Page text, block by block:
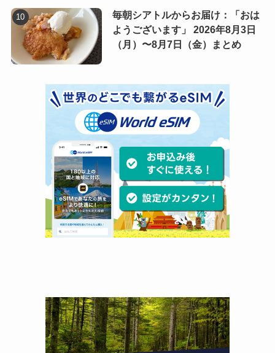
毎朝シアトルからお届け：「おは
ようございます」 2026年8月3日
（月）〜8月7日（金）まとめ